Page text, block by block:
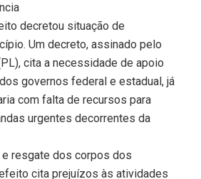
decretou situação de
Um decreto, assinado pelo
cita a necessidade de apoio
governos federal e estadual, já
com falta de recursos para
urgentes decorrentes da
resgate dos corpos dos
cita prejuízos às atividades